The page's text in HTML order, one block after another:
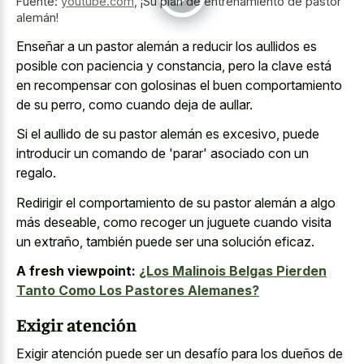
alemán!
Enseñar a un pastor alemán a reducir los aullidos es
posible con paciencia y constancia, pero la clave está
en recompensar con golosinas el buen comportamiento
de su perro, como cuando deja de aullar.
Si el aullido de su pastor alemán es excesivo, puede
introducir un comando de 'parar' asociado con un
regalo.
Redirigir el comportamiento de su pastor alemán a algo
más deseable, como recoger un juguete cuando visita
un extraño, también puede ser una solución eficaz.
A fresh viewpoint: ¿Los Malinois Belgas Pierden
Tanto Como Los Pastores Alemanes?
Exigir atención
Exigir atención puede ser un desafío para los dueños de